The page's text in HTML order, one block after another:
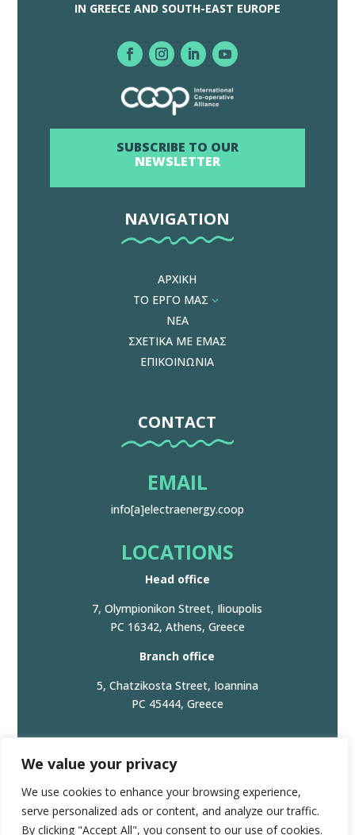
We value your privacy
We use cookies to enhance your browsing experience,
serve personalized ads or content, and analyze our traffic.
By clicking "Accept All", you consent to our use of cookies.
IN GREECE AND SOUTH-EAST EUROPE
SUBSCRIBE TO OUR
NEWSLETTER
NAVIGATION
ΑΡΧΙΚΗ
ΤΟ ΕΡΓΟ ΜΑΣ 3
ΝΕΑ
ΣΧΕΤΙΚΑ ΜΕ ΕΜΑΣ
ΕΠΙΚΟΙΝΩΝΙΑ
CONTACT
EMAIL
info[a]electraenergy.coop
LOCATIONS
Head office
7, Olympionikon Street, Ilioupolis
PC 16342, Athens, Greece
Branch office
5, Chatzikosta Street, Ioannina
PC 45444, Greece
© 2024. All Rights Reserved. |Privacy Policy/Πολιτική
Απορρήτου
GEMI Registration number: 166251161000